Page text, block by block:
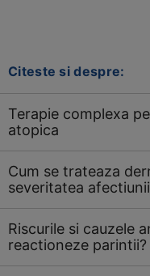
Citeste si despre:
Terapie complexa
atopica
Cum se trateaza
severitatea afectiunii
Riscurile si cauzele
reactioneze parintii?